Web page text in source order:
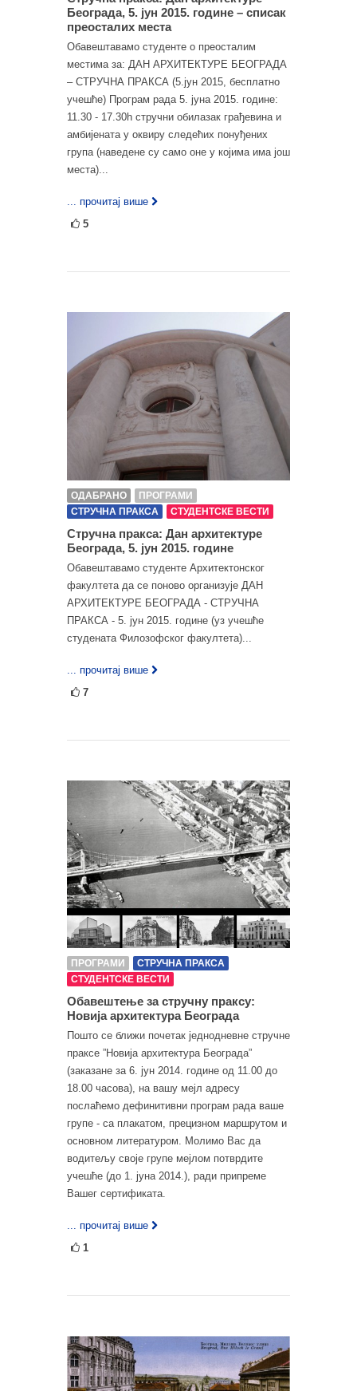
Београда, 5. јун 2015. године – списак
преосталих места
Oбавештавамо студенте o преосталим
местима за: ДАН АРХИТЕКТУРЕ БЕОГРАДА
– СТРУЧНА ПРАКСА (5.јун 2015, бесплатно
учешће) Програм рада 5. јуна 2015. године:
11.30 - 17.30h стручни обилазак грађевина и
амбијената у оквиру следећих понуђених
група (наведене су само оне у којима има још
места)...
... прочитај више
5
ОДАБРАНО
ПРОГРАМИ
СТРУЧНА ПРАКСА
СТУДЕНТСКЕ ВЕСТИ
Стручна пракса: Дан архитектуре
Београда, 5. јун 2015. године
Oбавештавамо студенте Архитектонског
факултета да се поново организује ДАН
АРХИТЕКТУРЕ БЕОГРАДА - СТРУЧНА
ПРАКСА - 5. јун 2015. године (уз учешће
студената Филозофског факултета)...
... прочитај више
7
ПРОГРАМИ
СТРУЧНА ПРАКСА
СТУДЕНТСКЕ ВЕСТИ
Обавештење за стручну праксу:
Новија архитектура Београда
Пошто се ближи почетак једнодневне стручне
праксе ”Новија архитектура Београда”
(заказане за 6. јун 2014. године од 11.00 до
18.00 часова), на вашу мејл адресу
послаћемо дефинитивни програм рада ваше
групе - са плакатом, прецизном маршрутом и
основном литературом. Молимо Вас да
водитељу своје групе мејлом потврдите
учешће (до 1. јуна 2014.), ради припреме
Вашег сертификата.
... прочитај више
1